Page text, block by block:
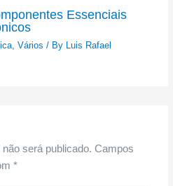
Essenciais
, Vários / By Luis Rafael
será publicado. Campos
*